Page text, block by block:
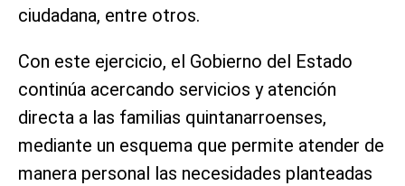
ciudadana, entre otros.
Con este ejercicio, el Gobierno del Estado
continúa acercando servicios y atención
directa a las familias quintanarroenses,
mediante un esquema que permite atender de
manera personal las necesidades planteadas